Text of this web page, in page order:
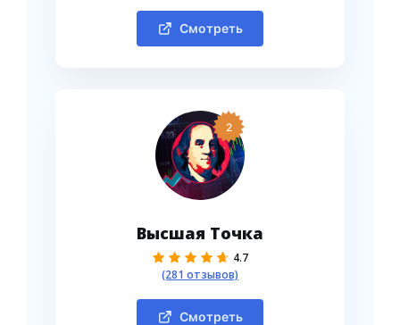
Смотреть
2
Высшая Точка
4.7
(281 отзывов)
Смотреть